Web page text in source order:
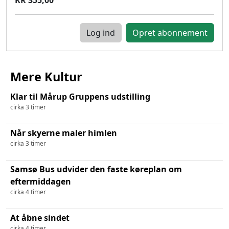
Log ind
Mere Kultur
Klar til Mårup Gruppens udstilling
cirka 3 timer
Når skyerne maler himlen
cirka 3 timer
Samsø Bus udvider den faste køreplan om
eftermiddagen
cirka 4 timer
At åbne sindet